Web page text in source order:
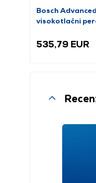
Bosch
visokotlačni
535,79 EUR